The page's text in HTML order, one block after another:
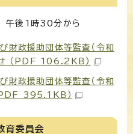
後1時30分から
財政援助団体等監査（令和
（PDF 106.2KB）
財政援助団体等監査（令和
395.1KB）
育委員会